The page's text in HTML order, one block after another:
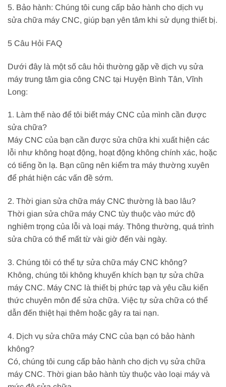
5. Bảo hành: Chúng tôi cung cấp bảo hành cho dịch vụ
sửa chữa máy CNC, giúp bạn yên tâm khi sử dụng thiết bị.
5 Câu Hỏi FAQ
Dưới đây là một số câu hỏi thường gặp về dịch vụ sửa
máy trung tâm gia công CNC tại Huyện Bình Tân, Vĩnh
Long:
1. Làm thế nào để tôi biết máy CNC của mình cần được
sửa chữa?
Máy CNC của bạn cần được sửa chữa khi xuất hiện các
lỗi như không hoạt động, hoạt động không chính xác, hoặc
có tiếng ồn lạ. Bạn cũng nên kiểm tra máy thường xuyên
để phát hiện các vấn đề sớm.
2. Thời gian sửa chữa máy CNC thường là bao lâu?
Thời gian sửa chữa máy CNC tùy thuộc vào mức độ
nghiêm trọng của lỗi và loại máy. Thông thường, quá trình
sửa chữa có thể mất từ vài giờ đến vài ngày.
3. Chúng tôi có thể tự sửa chữa máy CNC không?
Không, chúng tôi không khuyến khích bạn tự sửa chữa
máy CNC. Máy CNC là thiết bị phức tạp và yêu cầu kiến
thức chuyên môn để sửa chữa. Việc tự sửa chữa có thể
dẫn đến thiệt hại thêm hoặc gây ra tai nạn.
4. Dịch vụ sửa chữa máy CNC của bạn có bảo hành
không?
Có, chúng tôi cung cấp bảo hành cho dịch vụ sửa chữa
máy CNC. Thời gian bảo hành tùy thuộc vào loại máy và